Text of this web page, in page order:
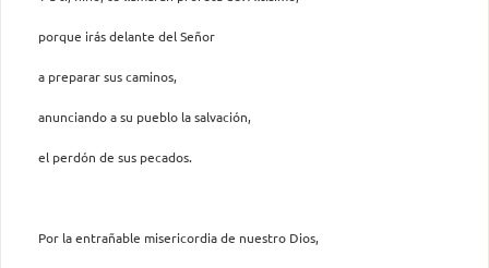
porque irás delante del Señor
a preparar sus caminos,
anunciando a su pueblo la salvación,
el perdón de sus pecados.
Por la entrañable misericordia de nuestro Dios,